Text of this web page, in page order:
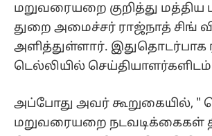
மறுவரையறை குறித்து மத்திய
துறை அமைச்சர் ராஜ்நாத் சிங்
அளித்துள்ளார். இதுதொடர்பாக
டெல்லியில் செய்தியாளர்களிடம்
அப்போது அவர் கூறுகையில், "
மறுவரையறை நடவடிக்கைகள்